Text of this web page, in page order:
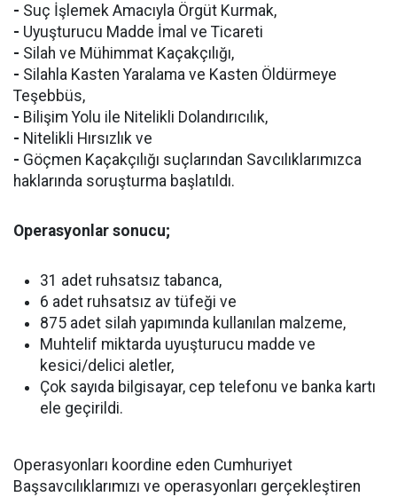
- Suç İşlemek Amacıyla Örgüt Kurmak,
- Uyuşturucu Madde İmal ve Ticareti
- Silah ve Mühimmat Kaçakçılığı,
- Silahla Kasten Yaralama ve Kasten Öldürmeye
Teşebbüs,
- Bilişim Yolu ile Nitelikli Dolandırıcılık,
- Nitelikli Hırsızlık ve
- Göçmen Kaçakçılığı suçlarından Savcılıklarımızca
haklarında soruşturma başlatıldı.
Operasyonlar sonucu;
31 adet ruhsatsız tabanca,
6 adet ruhsatsız av tüfeği ve
875 adet silah yapımında kullanılan malzeme,
Muhtelif miktarda uyuşturucu madde ve
kesici/delici aletler,
Çok sayıda bilgisayar, cep telefonu ve banka kartı
ele geçirildi.
Operasyonları koordine eden Cumhuriyet
Başsavcılıklarımızı ve operasyonları gerçekleştiren